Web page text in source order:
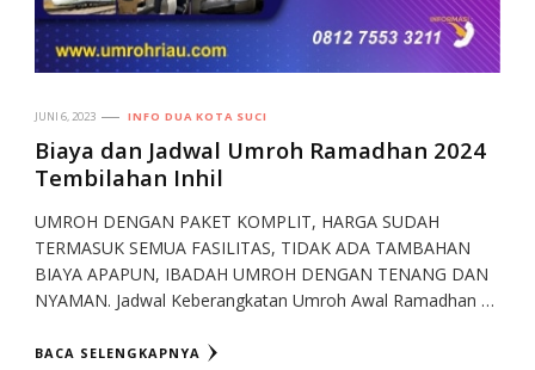
JUNI 6, 2023 INFO DUA KOTA SUCI
Biaya dan Jadwal Umroh Ramadhan 2024
Tembilahan Inhil
UMROH DENGAN PAKET KOMPLIT, HARGA SUDAH
TERMASUK SEMUA FASILITAS, TIDAK ADA TAMBAHAN
BIAYA APAPUN, IBADAH UMROH DENGAN TENANG DAN
NYAMAN. Jadwal Keberangkatan Umroh Awal Ramadhan …
BACA SELENGKAPNYA